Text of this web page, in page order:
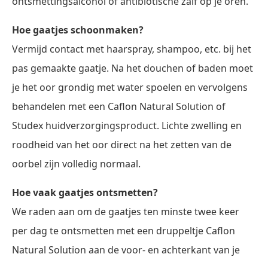
Hoe gaatjes schoonmaken?
Vermijd contact met haarspray, shampoo, etc. bij het
pas gemaakte gaatje. Na het douchen of baden moet
je het oor grondig met water spoelen en vervolgens
behandelen met een Caflon Natural Solution of
Studex huidverzorgingsproduct. Lichte zwelling en
roodheid van het oor direct na het zetten van de
oorbel zijn volledig normaal.
Hoe vaak gaatjes ontsmetten?
We raden aan om de gaatjes ten minste twee keer
per dag te ontsmetten met een druppeltje Caflon
Natural Solution aan de voor- en achterkant van je